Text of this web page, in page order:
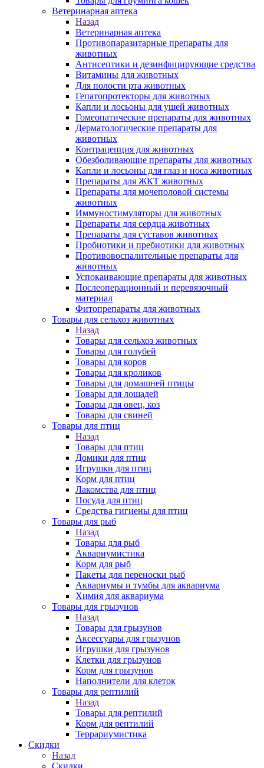
Ветеринарная аптека
Назад
Ветеринарная аптека
Противопаразитарные препараты для
животных
Антисептики и дезинфицирующие средства
Витамины для животных
Для полости рта животных
Гепатопротекторы для животных
Капли и лосьоны для ушей животных
Гомеопатические препараты для животных
Дерматологические препараты для
животных
Контрацепция для животных
Обезболивающие препараты для животных
Капли и лосьоны для глаз и носа животных
Препараты для ЖКТ животных
Препараты для мочеполовой системы
животных
Иммуностимуляторы для животных
Препараты для сердца животных
Препараты для суставов животных
Пробиотики и пребиотики для животных
Противовоспалительные препараты для
животных
Успокаивающие препараты для животных
Послеоперационный и перевязочный
материал
Фитопрепараты для животных
Товары для сельхоз животных
Назад
Товары для сельхоз животных
Товары для голубей
Товары для коров
Товары для кроликов
Товары для домашней птицы
Товары для лошадей
Товары для овец, коз
Товары для свиней
Товары для птиц
Назад
Товары для птиц
Домики для птиц
Игрушки для птиц
Корм для птиц
Лакомства для птиц
Посуда для птиц
Средства гигиены для птиц
Товары для рыб
Назад
Товары для рыб
Аквариумистика
Корм для рыб
Пакеты для переноски рыб
Аквариумы и тумбы для аквариума
Химия для аквариума
Товары для грызунов
Назад
Товары для грызунов
Аксессуары для грызунов
Игрушки для грызунов
Клетки для грызунов
Корм для грызунов
Наполнители для клеток
Товары для рептилий
Назад
Товары для рептилий
Корм для рептилий
Террариумистика
Скидки
Назад
Скидки